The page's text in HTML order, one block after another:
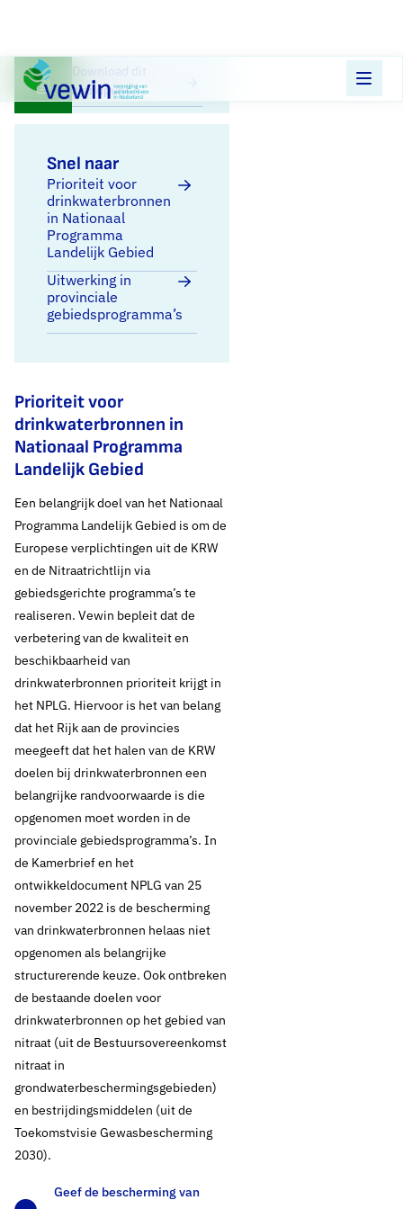
Direct naar content
Terug naar de startpagina
Nationaal
30 november 2022 Oud standpunt
Download dit
standpunt
Snel naar
Prioriteit voor
drinkwaterbronnen
in Nationaal
Programma
Landelijk Gebied
Uitwerking in
provinciale
gebiedsprogramma’s
Prioriteit voor
drinkwaterbronnen in
Nationaal Programma
Landelijk Gebied
Een belangrijk doel van het Nationaal
Programma Landelijk Gebied is om de
Europese verplichtingen uit de KRW
en de Nitraatrichtlijn via
gebiedsgerichte programma’s te
realiseren. Vewin bepleit dat de
verbetering van de kwaliteit en
beschikbaarheid van
drinkwaterbronnen prioriteit krijgt in
het NPLG. Hiervoor is het van belang
dat het Rijk aan de provincies
meegeeft dat het halen van de KRW
doelen bij drinkwaterbronnen een
belangrijke randvoorwaarde is die
opgenomen moet worden in de
provinciale gebiedsprogramma’s. In
de Kamerbrief en het
ontwikkeldocument NPLG van 25
november 2022 is de bescherming
van drinkwaterbronnen helaas niet
opgenomen als belangrijke
structurerende keuze. Ook ontbreken
de bestaande doelen voor
drinkwaterbronnen op het gebied van
nitraat (uit de Bestuursovereenkomst
nitraat in
grondwaterbeschermingsgebieden)
en bestrijdingsmiddelen (uit de
Toekomstvisie Gewasbescherming
2030).
Geef de bescherming van